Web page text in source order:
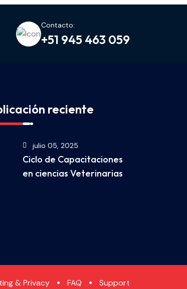
Contacto:
+51 945 463 059
reciente
julio 05, 2025
Ciclo de Capacitaciones
en ciencias Veterinarias
& Privacy FAQ Support